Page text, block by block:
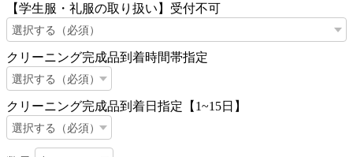
【学生服・礼服の取り扱い】受付不可
クリーニング完成品到着時間帯指定
クリーニング完成品到着日指定【1~15日】